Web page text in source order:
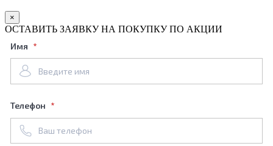
×
ОСТАВИТЬ ЗАЯВКУ НА ПОКУПКУ ПО АКЦИИ
Имя
Телефон